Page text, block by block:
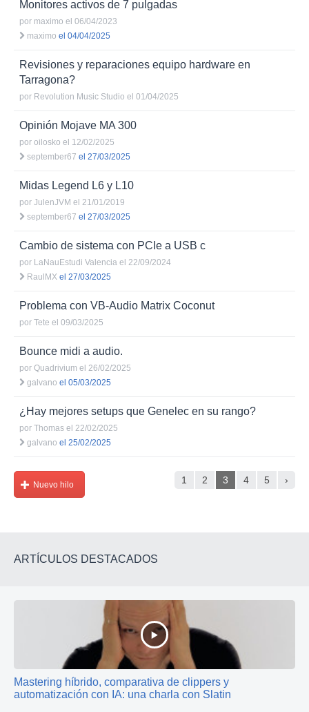
Monitores activos de 7 pulgadas
por maximo el 06/04/2023
maximo el 04/04/2025
Revisiones y reparaciones equipo hardware en
Tarragona?
por Revolution Music Studio el 01/04/2025
Opinión Mojave MA 300
por oilosko el 12/02/2025
september67 el 27/03/2025
Midas Legend L6 y L10
por JulenJVM el 21/01/2019
september67 el 27/03/2025
Cambio de sistema con PCIe a USB c
por LaNauEstudi Valencia el 22/09/2024
RaulMX el 27/03/2025
Problema con VB-Audio Matrix Coconut
por Tete el 09/03/2025
Bounce midi a audio.
por Quadrivium el 26/02/2025
galvano el 05/03/2025
¿Hay mejores setups que Genelec en su rango?
por Thomas el 22/02/2025
galvano el 25/02/2025
1 2 3 4 5 ›
Nuevo hilo
ARTÍCULOS DESTACADOS
Mastering híbrido, comparativa de clippers y
automatización con IA: una charla con Slatin